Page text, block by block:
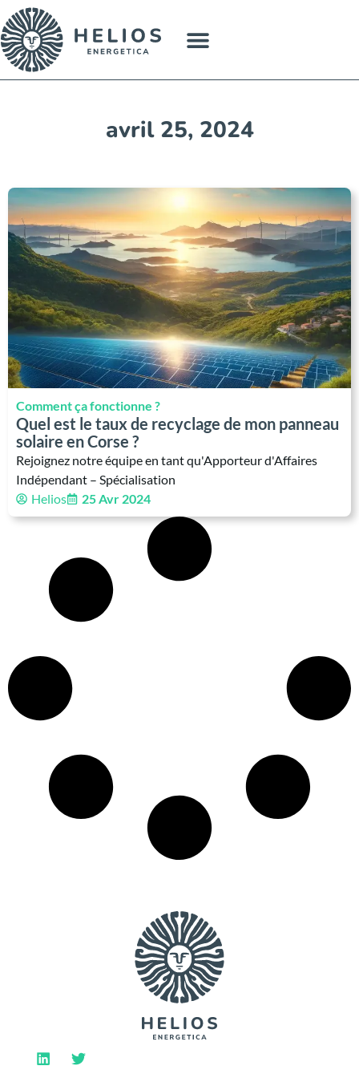
avril 25, 2024
Comment ça fonctionne ?
Quel est le taux de recyclage de mon panneau
solaire en Corse ?
Rejoignez notre équipe en tant qu'Apporteur d'Affaires
Indépendant – Spécialisation
Helios
25 Avr 2024